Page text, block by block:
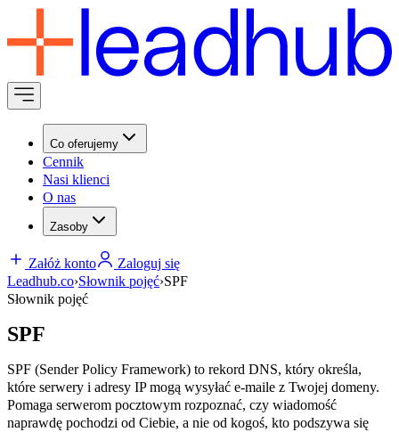
Co oferujemy
Cennik
Nasi klienci
O nas
Zasoby
Załóż konto
Zaloguj się
Leadhub.co›Słownik pojęć›SPF
Słownik pojęć
SPF
SPF (Sender Policy Framework) to rekord DNS, który określa,
które serwery i adresy IP mogą wysyłać e-maile z Twojej domeny.
Pomaga serwerom pocztowym rozpoznać, czy wiadomość
naprawdę pochodzi od Ciebie, a nie od kogoś, kto podszywa się